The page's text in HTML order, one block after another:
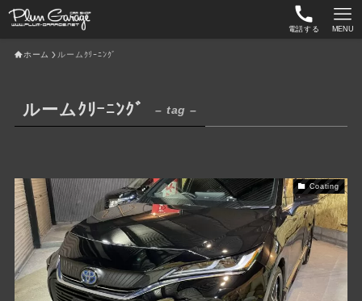
電話する MENU
ホーム ルームｸﾘｰﾆﾝｸﾞ
ルームｸﾘｰﾆﾝｸﾞ – tag –
Coating